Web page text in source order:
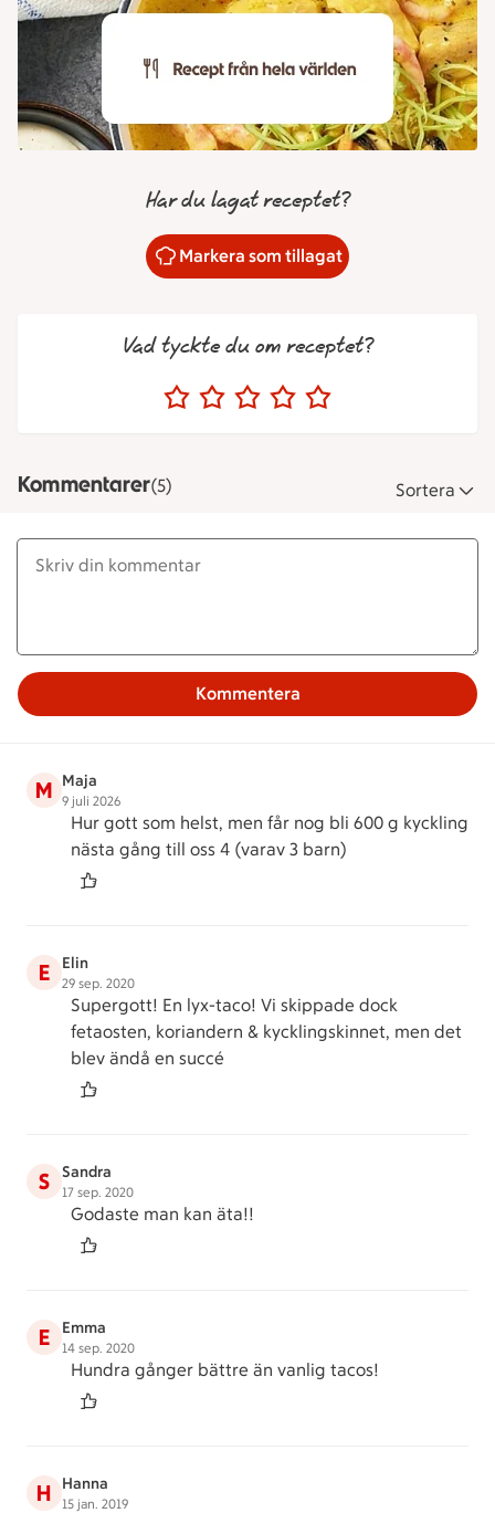
Har du lagat receptet?
Markera som tillagat
Vad tyckte du om receptet?
Kommentarer(5) Sortera
Kommentera
M Maja
9 juli 2026
Hur gott som helst, men får nog bli 600 g kyckling
nästa gång till oss 4 (varav 3 barn)
E Elin
29 sep. 2020
Supergott! En lyx-taco! Vi skippade dock
fetaosten, koriandern & kycklingskinnet, men det
blev ändå en succé
S Sandra
17 sep. 2020
Godaste man kan äta!!
E Emma
14 sep. 2020
Hundra gånger bättre än vanlig tacos!
H Hanna
15 jan. 2019